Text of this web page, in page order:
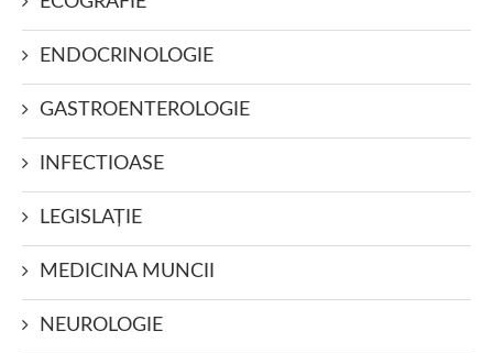
ENDOCRINOLOGIE
GASTROENTEROLOGIE
INFECTIOASE
LEGISLAŢIE
MEDICINA MUNCII
NEUROLOGIE